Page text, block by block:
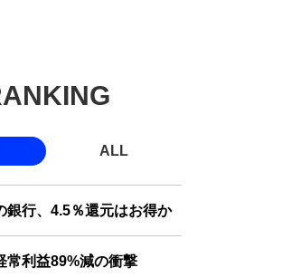
ALL
銀行、4.5％還元はお得か
常利益89%減の衝撃